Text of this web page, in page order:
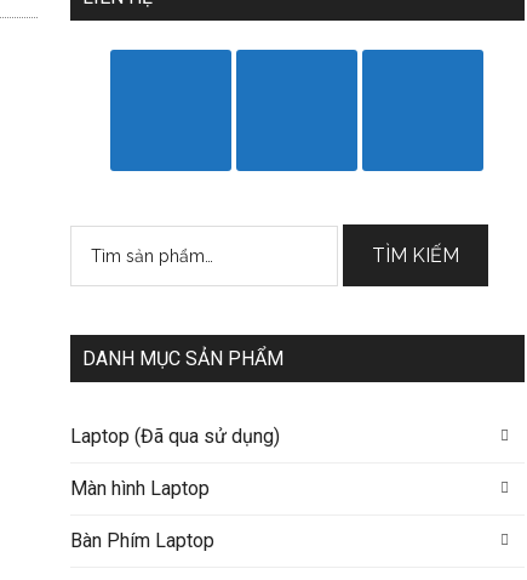
kiếm:
TÌM KIẾM
DANH MỤC SẢN PHẨM
Laptop (Đã qua sử dụng)
Màn hình Laptop
Bàn Phím Laptop